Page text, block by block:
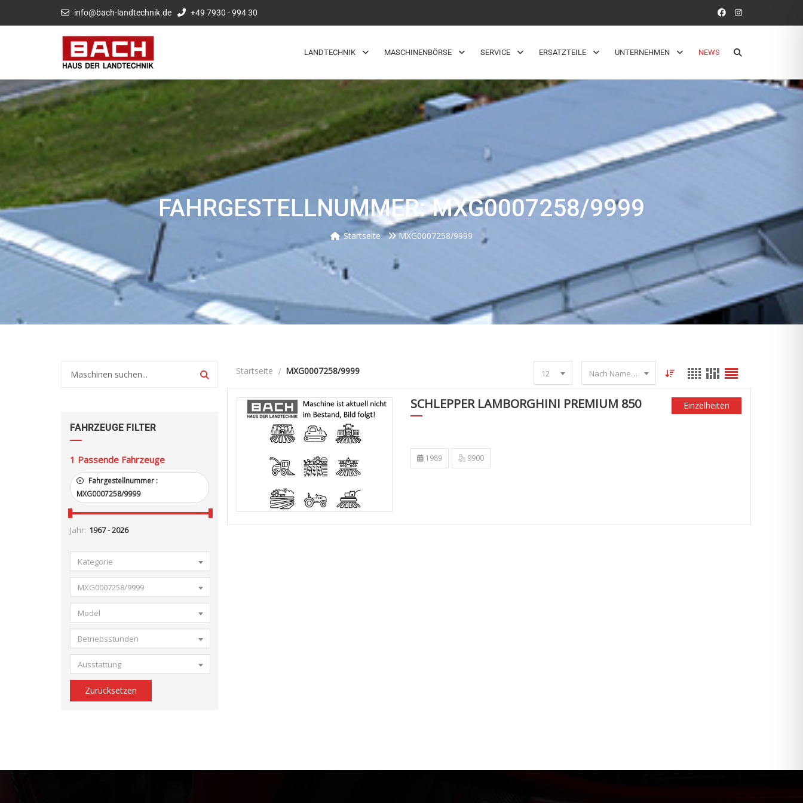
info@bach-landtechnik.de +49 7930 - 994 30
LANDTECHNIK MASCHINENBÖRSE SERVICE ERSATZTEILE UNTERNEHMEN NEWS
FAHRGESTELLNUMMER: MXG0007258/9999
Startseite MXG0007258/9999
FAHRZEUGE FILTER
1 Passende Fahrzeuge
Fahrgestellnummer :
MXG0007258/9999
Jahr:
Kategorie
MXG0007258/9999
Model
Betriebsstunden
Ausstattung
Zurücksetzen
Startseite MXG0007258/9999 12 Nach Name sortieren
SCHLEPPER LAMBORGHINI PREMIUM 850 Einzelheiten
1989 9900